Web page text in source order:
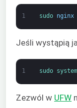
1 sudo nginx
Jeśli wystąpią
1 sudo
Zezwól w UFW